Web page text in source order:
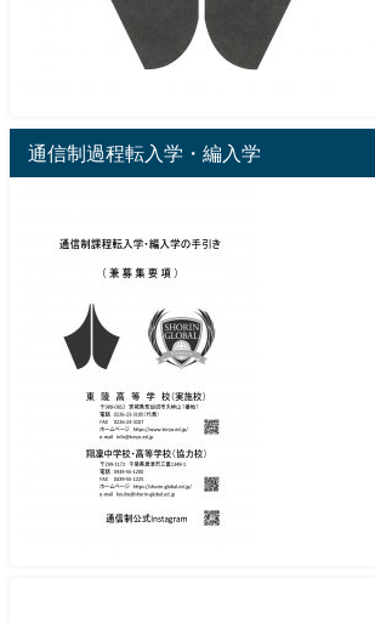
通信制過程転入学・編入学